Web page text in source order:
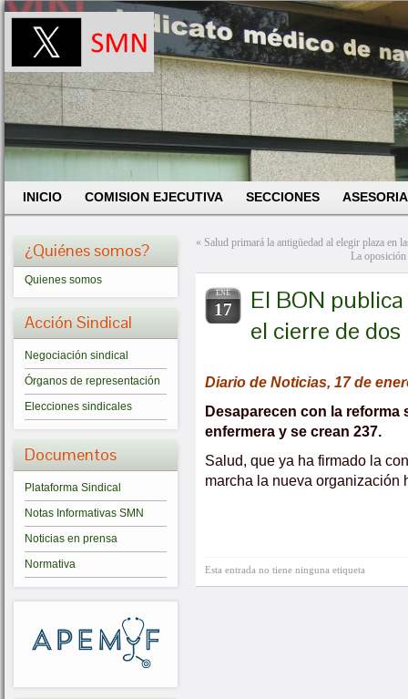
INICIO COMISION EJECUTIVA SECCIONES
¿Quiénes somos?
Quienes somos
Acción Sindical
Negociación sindical
Órganos de representación
Elecciones sindicales
Documentos
Plataforma Sindical
Notas Informativas SMN
Noticias en prensa
Normativa
« Salud primará la antigüedad al elegir plaza en
La oposición
ENE
17
El BON
el cierre de
Diario de Noticias, 17 de
Desaparecen con la reforma
enfermera y se crean 237.
Salud, que ya ha firmado la
marcha la nueva organización
Esta entrada no tiene ninguna etiqueta